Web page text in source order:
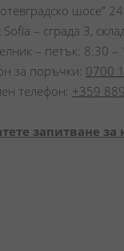
шосе”
Sofia – сграда 3,
– петък: 8:30 –
за поръчки: 0700
телефон: +359
запитване за